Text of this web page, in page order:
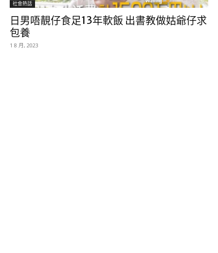
社會熱話
日男唔靚仔食足13年軟飯 出書教做姑爺仔求
包養
1 8 月, 2023